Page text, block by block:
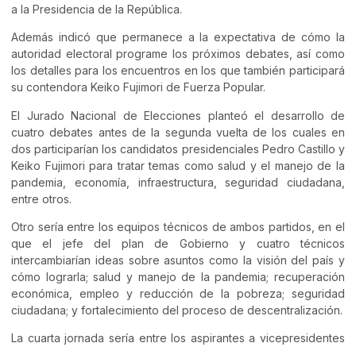
a la Presidencia de la República.
Además indicó que permanece a la expectativa de cómo la
autoridad electoral programe los próximos debates, así como
los detalles para los encuentros en los que también participará
su contendora Keiko Fujimori de Fuerza Popular.
El Jurado Nacional de Elecciones planteó el desarrollo de
cuatro debates antes de la segunda vuelta de los cuales en
dos participarían los candidatos presidenciales Pedro Castillo y
Keiko Fujimori para tratar temas como salud y el manejo de la
pandemia, economía, infraestructura, seguridad ciudadana,
entre otros.
Otro sería entre los equipos técnicos de ambos partidos, en el
que el jefe del plan de Gobierno y cuatro técnicos
intercambiarían ideas sobre asuntos como la visión del país y
cómo lograrla; salud y manejo de la pandemia; recuperación
económica, empleo y reducción de la pobreza; seguridad
ciudadana; y fortalecimiento del proceso de descentralización.
La cuarta jornada sería entre los aspirantes a vicepresidentes